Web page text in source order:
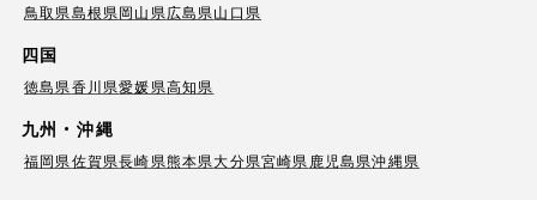
鳥取県島根県岡山県広島県山口県
四国
徳島県香川県愛媛県高知県
九州・沖縄
福岡県佐賀県長崎県熊本県大分県宮崎県鹿児島県沖縄県